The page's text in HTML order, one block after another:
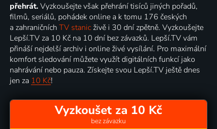
přehrát.Vyzkoušejte však přehrání tisíců jiných pořadů,
filmů, seriálů, pohádek online a k tomu 176 českých
a zahraničních TV stanic živě i 30 dní zpětně. Vyzkoušejte
Lepší.TV za 10 Kč na 10 dní bez závazků. Lepší.TV vám
přináší nejdelší archiv i online živé vysílání. Pro maximální
komfort sledování můžete využít digitálních funkcí jako
nahrávání nebo pauza. Získejte svou Lepší.TV ještě dnes
jen za 10 Kč!
Vyzkoušet za 10 Kč
bez závazku